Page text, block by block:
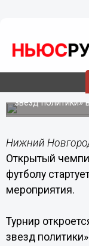
24.05.201616:25
Открытый
района по
Мероприятие
звезд политики»
Нижний
Открытый
футболу
мероприятия.
Турнир
звезд